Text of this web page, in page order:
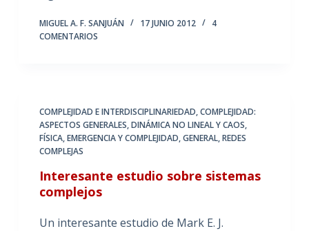
MIGUEL A. F. SANJUÁN 17 JUNIO 2012
4
COMENTARIOS
COMPLEJIDAD E INTERDISCIPLINARIEDAD,COMPLEJIDAD:
ASPECTOS GENERALES,DINÁMICA NO LINEAL Y CAOS,
FÍSICA, EMERGENCIA Y COMPLEJIDAD,GENERAL,REDES
COMPLEJAS
Interesante estudio sobre sistemas
complejos
Un interesante estudio de Mark E. J.